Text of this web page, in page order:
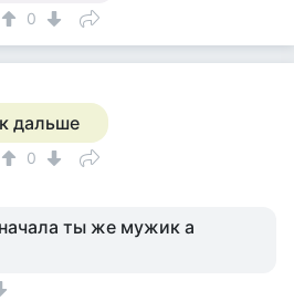
0
дальше
0
ты же мужик а